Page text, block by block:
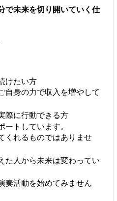
で未来を切り開いていく仕
けたい方
自身の力で収入を増やして
際に行動できる方
トしています。
くれるものではありませ
た人から未来は変わってい
奏活動を始めてみません